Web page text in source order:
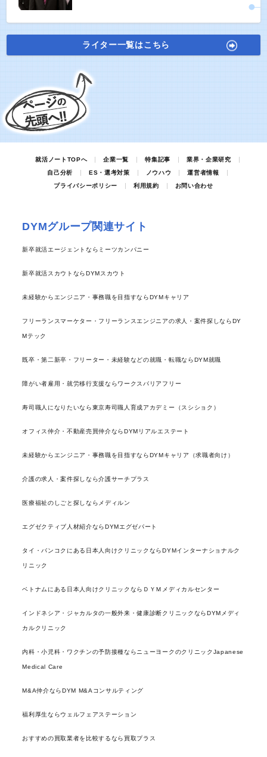
ライター一覧はこちら
就活ノートTOPへ 企業一覧 特集記事
業界・企業研究
自己分析
ES・選考対策 ノウハウ
運営者情報
プライバシーポリシー
利用規約 お問い合わせ
DYMグループ関連サイト
新卒就活エージェントならミーツカンパニー
新卒就活スカウトならDYMスカウト
未経験からエンジニア・事務職を目指すならDYMキャリア
フリーランスマーケター・フリーランスエンジニアの求人・案件探しならDY
Mテック
既卒・第二新卒・フリーター・未経験などの就職・転職ならDYM就職
障がい者雇用・就労移行支援ならワークスバリアフリー
寿司職人になりたいなら東京寿司職人育成アカデミー（スシショク）
オフィス仲介・不動産売買仲介ならDYMリアルエステート
未経験からエンジニア・事務職を目指すならDYMキャリア（求職者向け）
介護の求人・案件探しなら介護サーチプラス
医療福祉のしごと探しならメディルン
エグゼクティブ人材紹介ならDYMエグゼパート
タイ・バンコクにある日本人向けクリニックならDYMインターナショナルク
リニック
ベトナムにある日本人向けクリニックならＤＹＭメディカルセンター
インドネシア・ジャカルタの一般外来・健康診断クリニックならDYMメディ
カルクリニック
内科・小児科・ワクチンの予防接種ならニューヨークのクリニックJapanese
Medical Care
M&A仲介ならDYM M&Aコンサルティング
福利厚生ならウェルフェアステーション
おすすめの買取業者を比較するなら買取プラス